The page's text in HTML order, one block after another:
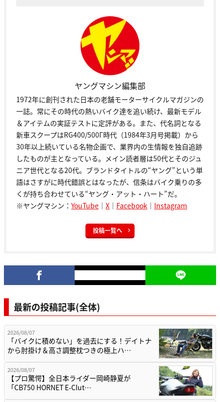
ヤングマシン編集部
1972年に創刊された日本の老舗モーターサイクルマガジンの
一誌。常にその時代の熱いバイク達を追い続け、最新モデル
＆アイテムの実証テストに定評がある。また、代名詞となる
新車スクープはRG400/500Γ時代（1984年3月号掲載）から
30年以上続いている名物企画で、業界内の生情報を独自追跡
したものが主となっている。メイン読者層は50代とそのジュ
ニア世代となる20代。ブランドタイトルの“ヤング”という単
語はさすがに時代錯誤とはなったが、信条はバイク乗りの多
くが持ち合わせている“ヤング・アット・ハート”だ。
※ヤングマシン： YouTube ｜ X ｜ Facebook ｜ Instagram
投稿一覧へ
最新の投稿記事(全体)
2026/08/07
「バイクに積めない」を過去にする！デイトナ
から肘掛け＆高さ調整枕つきの極上ハ…
2026/08/07
【プロ驚愕】全日本ライダー岡崎静夏が
「CB750 HORNET E-Clut…